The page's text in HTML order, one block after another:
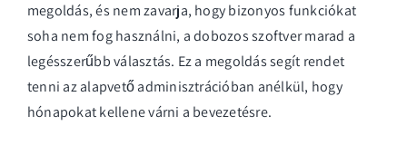
megoldás, és nem zavarja, hogy bizonyos funkciókat
soha nem fog használni, a dobozos szoftver marad a
legésszerűbb választás. Ez a megoldás segít rendet
tenni az alapvető adminisztrációban anélkül, hogy
hónapokat kellene várni a bevezetésre.